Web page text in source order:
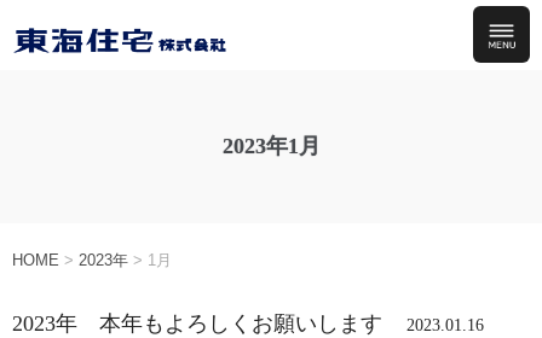
2023年1月
HOME > 2023年 > 1月
2023年 本年もよろしくお願いします 2023.01.16